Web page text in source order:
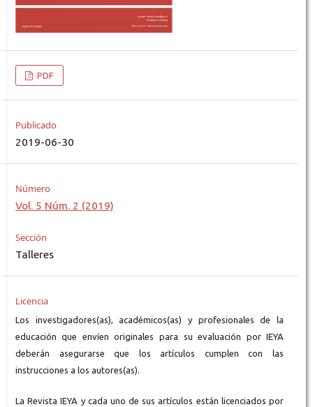
PDF
Publicado
2019-06-30
Número
Vol. 5 Núm. 2 (2019)
Sección
Talleres
Licencia
Los investigadores(as), académicos(as) y profesionales de la
educación que envíen originales para su evaluación por IEYA
deberán asegurarse que los artículos cumplen con las
instrucciones a los autores(as).
La Revista IEYA y cada uno de sus artículos están licenciados por